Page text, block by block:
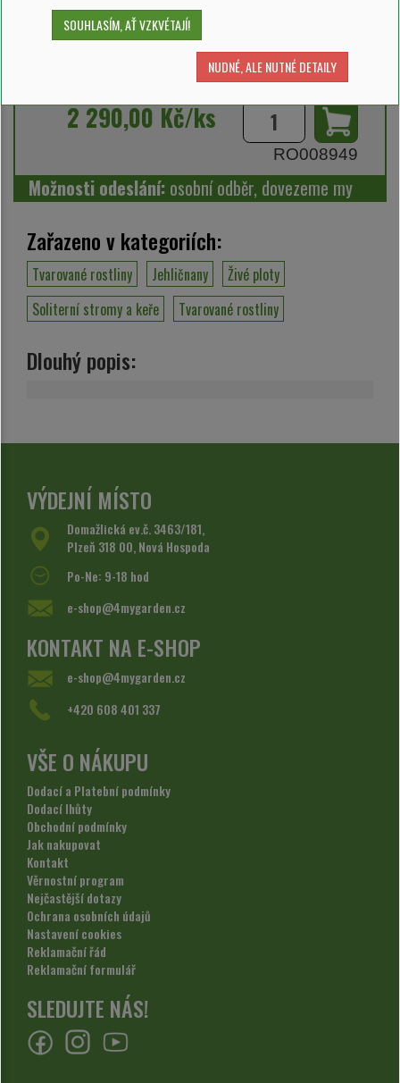
stříhaný do obláčků
SKLADEM 1 ks
2 290,00 Kč/ks
RO008949
Možnosti odeslání: osobní odběr, dovezeme my
Zařazeno v kategoriích:
Tvarované rostliny Jehličnany
Živé ploty
Soliterní stromy a keře
Tvarované rostliny
Dlouhý popis:
VÝDEJNÍ MÍSTO
Domažlická ev.č. 3463/181,
Plzeň 318 00, Nová Hospoda
Po-Ne: 9-18 hod
e-shop@4mygarden.cz
KONTAKT NA E-SHOP
e-shop@4mygarden.cz
+420 608 401 337
VŠE O NÁKUPU
Dodací a Platební podmínky
Dodací lhůty
Obchodní podmínky
Jak nakupovat
Kontakt
Věrnostní program
Nejčastější dotazy
Ochrana osobních údajů
Nastavení cookies
Reklamační řád
Reklamační formulář
SLEDUJTE NÁS!
SOUHLASÍM, AŤ VZKVÉTAJÍ!
NUDNÉ, ALE NUTNÉ DETAILY